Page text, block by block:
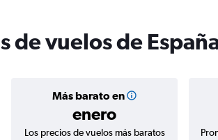
de vuelos de
Más barato en
enero
Los precios de vuelos más baratos